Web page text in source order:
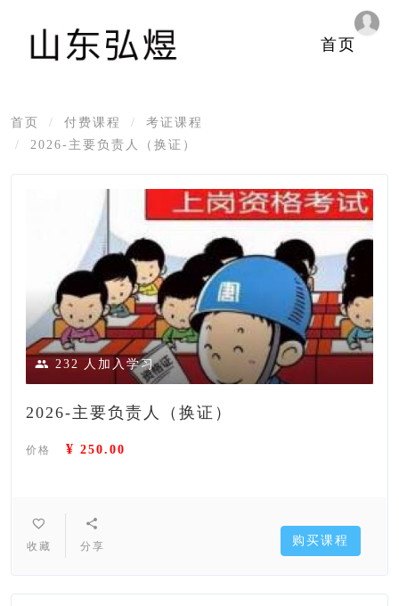
首页
首页 付费课程
考证课程
2026-主要负责人（换证）
232 人加入学习
2026-主要负责人（换证）
价格 ¥ 250.00
收藏 分享 购买课程